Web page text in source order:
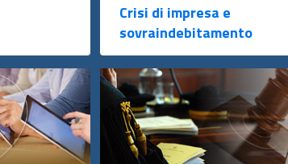
Crisi di impresa e
sovraindebitamento